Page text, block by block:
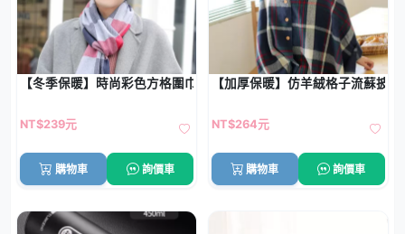
【冬季保暖】時尚彩色方格圍巾 - 仿羊絨柔軟保暖圍巾
NT$239元
購物車 詢價車
【加厚保暖】仿羊絨格子流蘇披
NT$264元
購物車 詢價車